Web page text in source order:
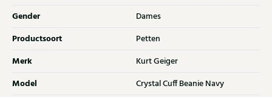
Gender Dames
Productsoort Petten
Merk Kurt Geiger
Model Crystal Cuff Beanie Navy